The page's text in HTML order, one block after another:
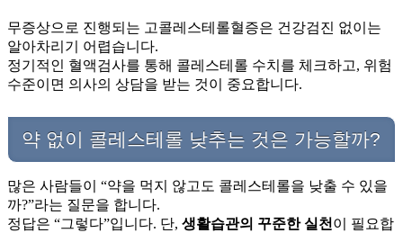
무증상으로 진행되는 고콜레스테롤혈증은 건강검진 없이는
알아차리기 어렵습니다.
정기적인 혈액검사를 통해 콜레스테롤 수치를 체크하고, 위험
수준이면 의사의 상담을 받는 것이 중요합니다.
약 없이 콜레스테롤 낮추는 것은 가능할까?
많은 사람들이 “약을 먹지 않고도 콜레스테롤을 낮출 수 있을
까?”라는 질문을 합니다.
정답은 “그렇다”입니다. 단, 생활습관의 꾸준한 실천 이 필요합